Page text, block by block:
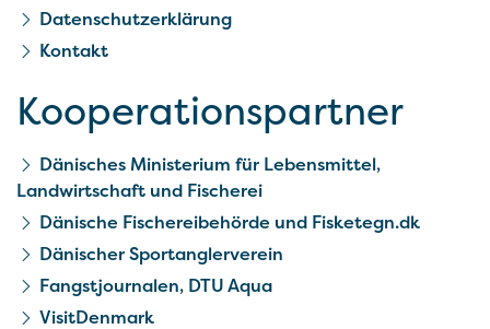
Datenschutzerklärung
Kontakt
Kooperationspartner
Dänisches Ministerium für Lebensmittel,
Landwirtschaft und Fischerei
Dänische Fischereibehörde und Fisketegn.dk
Dänischer Sportanglerverein
Fangstjournalen, DTU Aqua
VisitDenmark